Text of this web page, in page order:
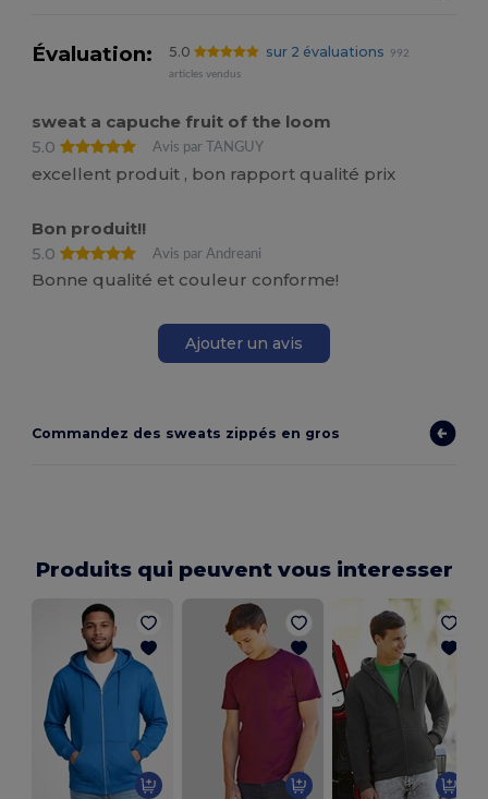
Évaluation: 5.0 sur 2 évaluations
992
articles vendus
sweat a capuche fruit of the loom
5.0
Avis par TANGUY
excellent produit , bon rapport qualité prix
Bon produit!!
5.0
Avis par Andreani
Bonne qualité et couleur conforme!
Ajouter un avis
Commandez des sweats zippés en gros
Produits qui peuvent vous interesser